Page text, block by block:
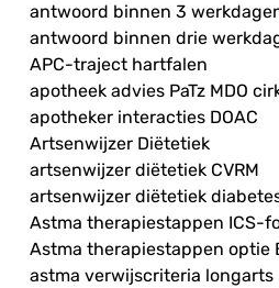
antwoord binnen 3
antwoord binnen drie
APC-traject hartfalen
apotheek advies PaTz MDO
apotheker interacties DOAC
Artsenwijzer Diëtetiek
artsenwijzer diëtetiek CVRM
artsenwijzer diëtetiek
Astma therapiestappen ICS-
Astma therapiestappen optie
astma verwijscriteria longarts